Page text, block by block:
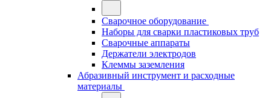
Сварочное оборудование
Наборы для сварки пластиковых труб
Сварочные аппараты
Держатели электродов
Клеммы заземления
Абразивный инструмент и расходные
материалы